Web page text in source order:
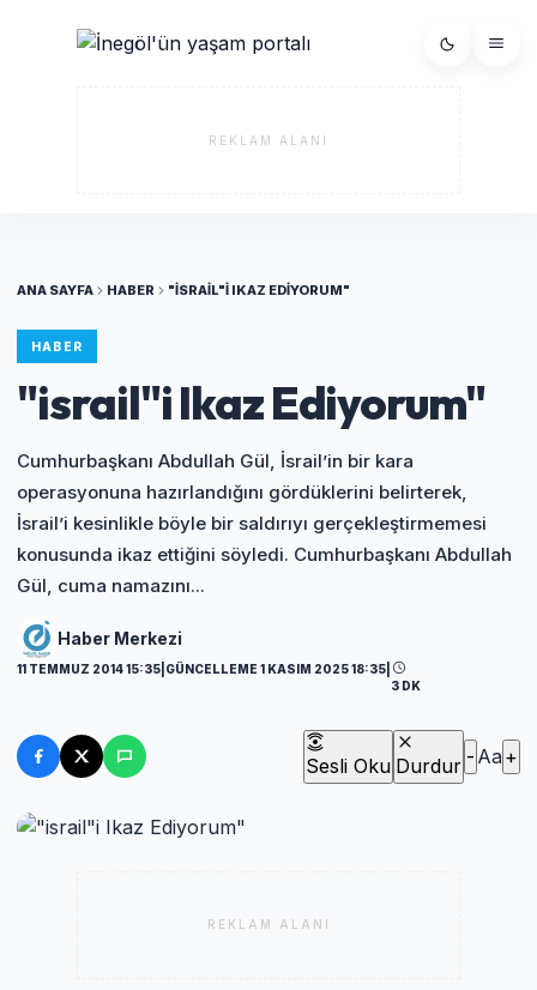
REKLAM ALANI
ANA SAYFA HABER "ISRAIL"I IKAZ EDIYORUM"
HABER
"israil"i Ikaz Ediyorum"
Cumhurbaşkanı Abdullah Gül, İsrail’in bir kara
operasyonuna hazırlandığını gördüklerini belirterek,
İsrail’i kesinlikle böyle bir saldırıyı gerçekleştirmemesi
konusunda ikaz ettiğini söyledi. Cumhurbaşkanı Abdullah
Gül, cuma namazını...
Haber Merkezi
11 TEMMUZ 2014 15:35 GÜNCELLEME 1 KASIM 2025 18:35
3 DK
Sesli Oku Durdur - Aa+
REKLAM ALANI